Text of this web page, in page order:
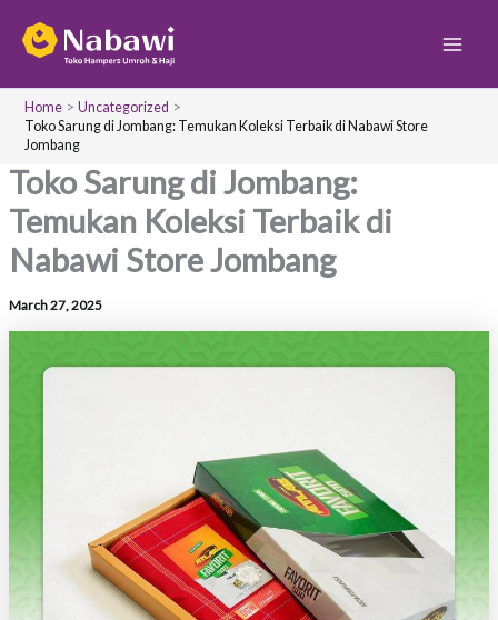
Home
Uncategorized
Toko Sarung di Jombang: Temukan Koleksi Terbaik di Nabawi Store
Jombang
Toko Sarung di Jombang:
Temukan Koleksi Terbaik di
Nabawi Store Jombang
March 27, 2025
e
a
c
h